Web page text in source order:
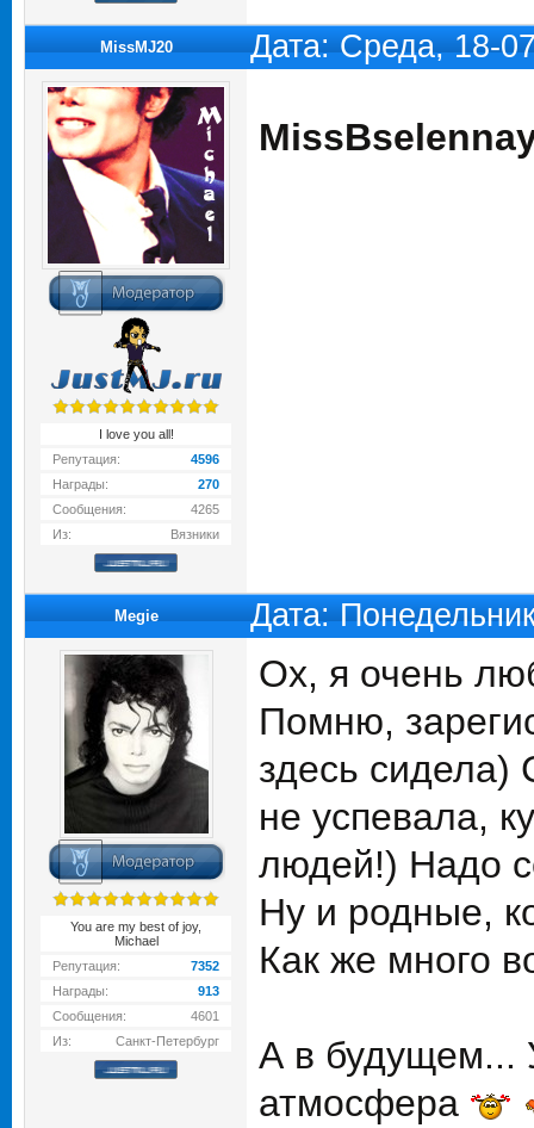
MissMJ20 Дата: Среда, 18-
I love you all!
Репутация:
4596
Награды:
270
Сообщения:
4265
Из:
Вязники
Megie Дата:
You are my best of joy,
Michael
Репутация:
7352
Награды:
913
Сообщения:
4601
Из:
Санкт-Петербург
Ох, я очень
Помню,
здесь сидела)
не успевала,
людей!) Надо
Ну и родные,
Как же много
А в будущем...
атмосфера